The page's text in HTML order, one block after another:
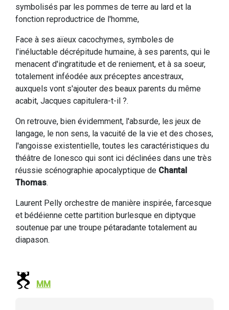
symbolisés par les pommes de terre au lard et la
fonction reproductrice de l'homme,
Face à ses aïeux cacochymes, symboles de
l'inéluctable décrépitude humaine, à ses parents, qui le
menacent d'ingratitude et de reniement, et à sa soeur,
totalement inféodée aux préceptes ancestraux,
auxquels vont s'ajouter des beaux parents du même
acabit, Jacques capitulera-t-il ?.
On retrouve, bien évidemment, l'absurde, les jeux de
langage, le non sens, la vacuité de la vie et des choses,
l'angoisse existentielle, toutes les caractéristiques du
théâtre de Ionesco qui sont ici déclinées dans une très
réussie scénographie apocalyptique de Chantal
Thomas.
Laurent Pelly orchestre de manière inspirée, farcesque
et bédéienne cette partition burlesque en diptyque
soutenue par une troupe pétaradante totalement au
diapason.
MM